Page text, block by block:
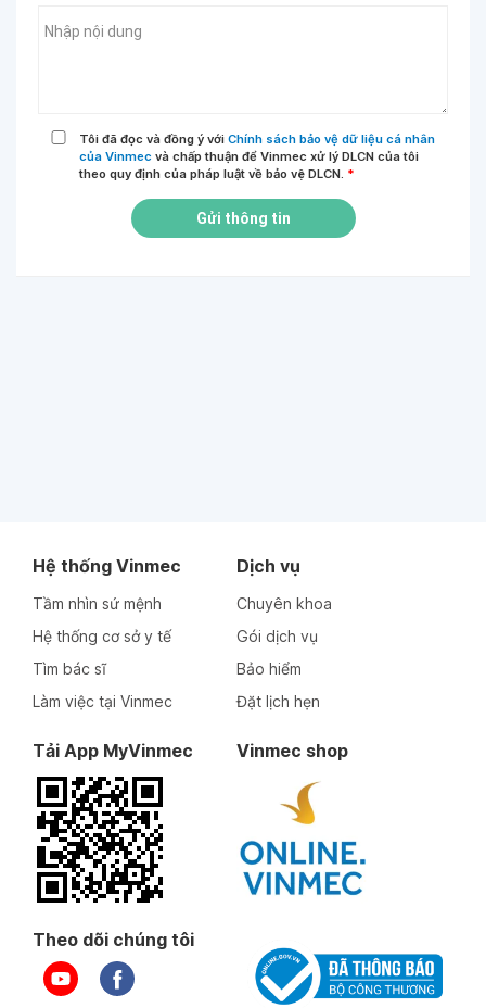
Tôi đã đọc và đồng ý với Chính sách bảo vệ dữ liệu cá nhân
của Vinmec và chấp thuận để Vinmec xử lý DLCN của tôi
theo quy định của pháp luật về bảo vệ DLCN. *
Gửi thông tin
Hệ thống Vinmec
Tầm nhìn sứ mệnh
Hệ thống cơ sở y tế
Tìm bác sĩ
Làm việc tại Vinmec
Dịch vụ
Chuyên khoa
Gói dịch vụ
Bảo hiểm
Đặt lịch hẹn
Tải App MyVinmec Vinmec shop
Theo dõi chúng tôi